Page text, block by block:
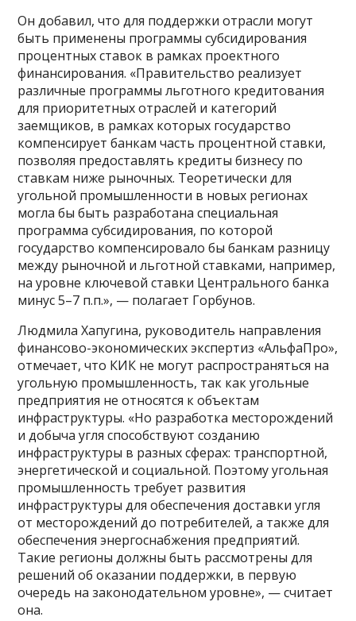
Он добавил, что для поддержки отрасли могут
быть применены программы субсидирования
процентных ставок в рамках проектного
финансирования. «Правительство реализует
различные программы льготного кредитования
для приоритетных отраслей и категорий
заемщиков, в рамках которых государство
компенсирует банкам часть процентной ставки,
позволяя предоставлять кредиты бизнесу по
ставкам ниже рыночных. Теоретически для
угольной промышленности в новых регионах
могла бы быть разработана специальная
программа субсидирования, по которой
государство компенсировало бы банкам разницу
между рыночной и льготной ставками, например,
на уровне ключевой ставки Центрального банка
минус 5–7 п.п.», — полагает Горбунов.
Людмила Хапугина, руководитель направления
финансово-экономических экспертиз «АльфаПро»,
отмечает, что КИК не могут распространяться на
угольную промышленность, так как угольные
предприятия не относятся к объектам
инфраструктуры. «Но разработка месторождений
и добыча угля способствуют созданию
инфраструктуры в разных сферах: транспортной,
энергетической и социальной. Поэтому угольная
промышленность требует развития
инфраструктуры для обеспечения доставки угля
от месторождений до потребителей, а также для
обеспечения энергоснабжения предприятий.
Такие регионы должны быть рассмотрены для
решений об оказании поддержки, в первую
очередь на законодательном уровне», — считает
она.